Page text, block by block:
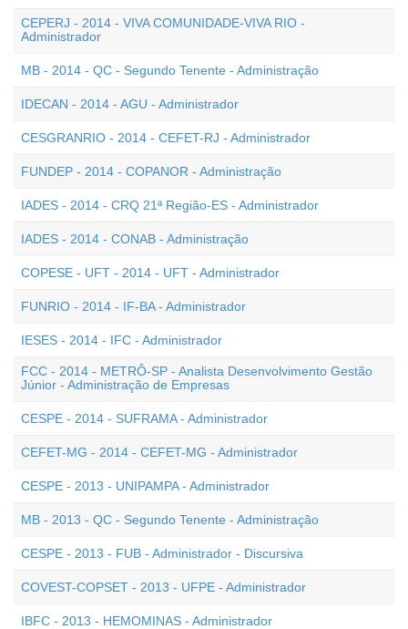
CEPERJ - 2014 - VIVA COMUNIDADE-VIVA RIO -
Administrador
MB - 2014 - QC - Segundo Tenente - Administração
IDECAN - 2014 - AGU - Administrador
CESGRANRIO - 2014 - CEFET-RJ - Administrador
FUNDEP - 2014 - COPANOR - Administração
IADES - 2014 - CRQ 21ª Região-ES - Administrador
IADES - 2014 - CONAB - Administração
COPESE - UFT - 2014 - UFT - Administrador
FUNRIO - 2014 - IF-BA - Administrador
IESES - 2014 - IFC - Administrador
FCC - 2014 - METRÔ-SP - Analista Desenvolvimento Gestão
Júnior - Administração de Empresas
CESPE - 2014 - SUFRAMA - Administrador
CEFET-MG - 2014 - CEFET-MG - Administrador
CESPE - 2013 - UNIPAMPA - Administrador
MB - 2013 - QC - Segundo Tenente - Administração
CESPE - 2013 - FUB - Administrador - Discursiva
COVEST-COPSET - 2013 - UFPE - Administrador
IBFC - 2013 - HEMOMINAS - Administrador